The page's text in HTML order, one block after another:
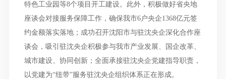
特色工业园等8个项目开工建设。此外，积极做好省央地
座谈会对接服务保障工作，确保我市6户央企1368亿元签
约金额落实落地；成功召开沈阳市与驻沈央企深化合作座
谈会，吸引驻沈央企积极参与我市产业发展、国企改革、
城市建设、协同创新；全面承接驻沈央企党建指导职责，
以党建为“纽带”服务驻沈央企组织体系正在形成。